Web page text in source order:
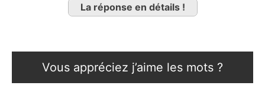
La réponse en détails !
Vous appréciez j’aime les mots ?